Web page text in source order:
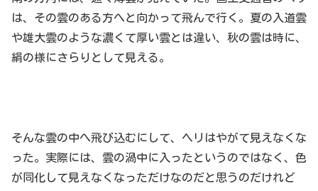
は、その雲のある方へと向かって飛んで行く。夏の入道雲
や雄大雲のような濃くて厚い雲とは違い、秋の雲は時に、
絹の様にさらりとして見える。
そんな雲の中へ飛び込むにして、ヘリはやがて見えなくな
った。実際には、雲の渦中に入ったというのではなく、色
が同化して見えなくなっただけなのだと思うのだけれど